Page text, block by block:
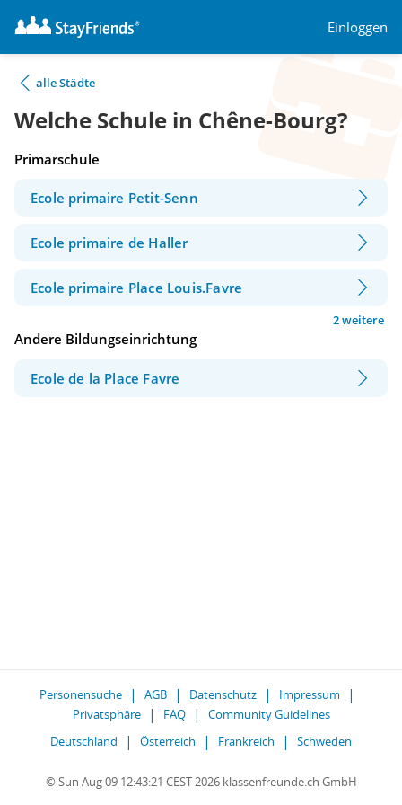
Einloggen
alle Städte
Welche Schule in Chêne-Bourg?
Primarschule
Ecole primaire Petit-Senn
Ecole primaire de Haller
Ecole primaire Place Louis.Favre
2 weitere
Andere Bildungseinrichtung
Ecole de la Place Favre
Personensuche AGB Datenschutz
Impressum
Privatsphäre
FAQ
Community Guidelines
Deutschland
Österreich Frankreich Schweden
© Sun Aug 09 12:43:21 CEST 2026 klassenfreunde.ch GmbH